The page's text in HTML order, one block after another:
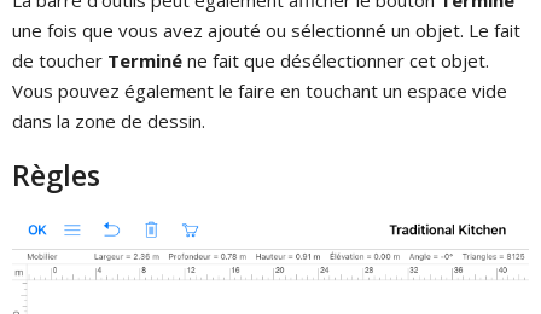
une fois que vous avez ajouté ou sélectionné un objet. Le fait
de toucher Terminé ne fait que désélectionner cet objet.
Vous pouvez également le faire en touchant un espace vide
dans la zone de dessin.
Règles